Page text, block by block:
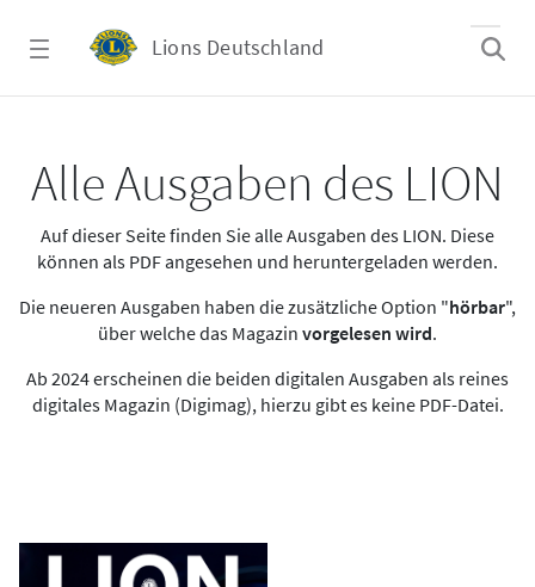
Lions Deutschland
Alle Ausgaben des LION
Auf dieser Seite finden Sie alle Ausgaben des LION. Diese
können als PDF angesehen und heruntergeladen werden.
Die neueren Ausgaben haben die zusätzliche Option "hörbar",
über welche das Magazin vorgelesen wird.
Ab 2024 erscheinen die beiden digitalen Ausgaben als reines
digitales Magazin (Digimag), hierzu gibt es keine PDF-Datei.